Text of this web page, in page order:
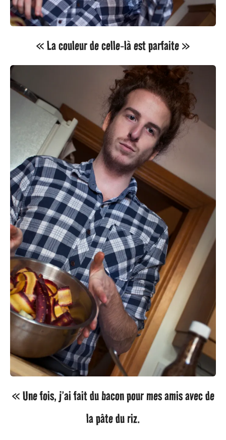
« La couleur de celle-là est parfaite »
« Une fois, j’ai fait du bacon pour mes amis avec de
la pâte du riz.